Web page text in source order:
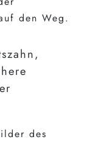
den Weg.
des